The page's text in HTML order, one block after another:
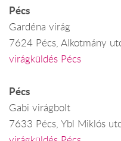
Pécs
Gardéna virág
7624 Pécs, Alkotmány
virágküldés Pécs
Pécs
Gabi virágbolt
7633 Pécs, Ybl Miklós